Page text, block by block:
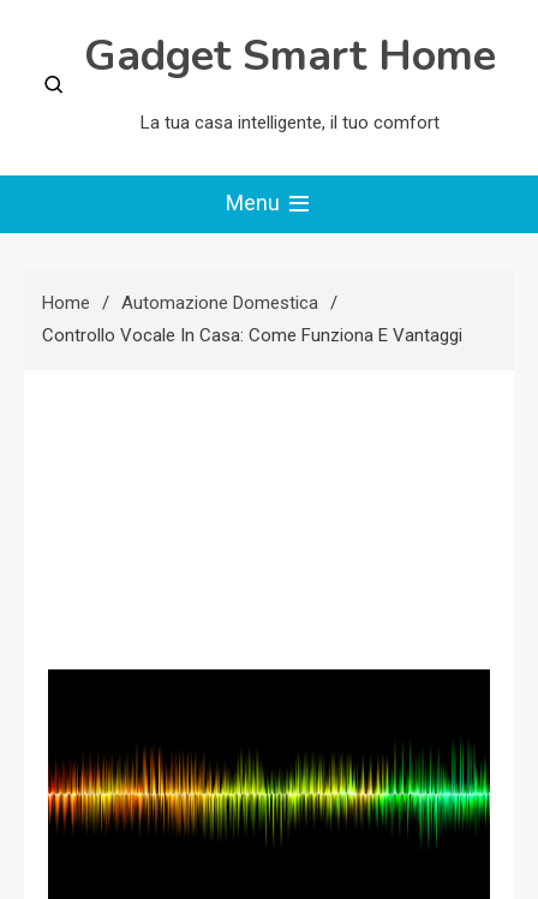
content
Gadget Smart Home
La tua casa intelligente, il tuo comfort
Menu
Home
Automazione Domestica
Controllo Vocale In Casa: Come Funziona E Vantaggi